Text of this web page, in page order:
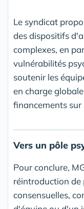
Le syndicat
des dispositifs
complexes, en
vulnérabilités
soutenir les
en charge
financements sur
Vers un pôle
Pour conclure,
réintroduction de
consensuelles,